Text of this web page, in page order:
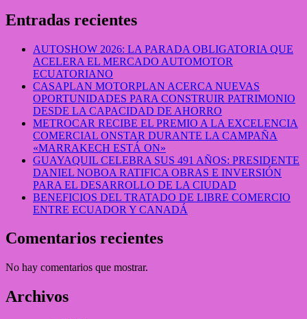
Entradas recientes
AUTOSHOW 2026: LA PARADA OBLIGATORIA QUE
ACELERA EL MERCADO AUTOMOTOR
ECUATORIANO
CASAPLAN MOTORPLAN ACERCA NUEVAS
OPORTUNIDADES PARA CONSTRUIR PATRIMONIO
DESDE LA CAPACIDAD DE AHORRO
METROCAR RECIBE EL PREMIO A LA EXCELENCIA
COMERCIAL ONSTAR DURANTE LA CAMPAÑA
«MARRAKECH ESTÁ ON»
GUAYAQUIL CELEBRA SUS 491 AÑOS: PRESIDENTE
DANIEL NOBOA RATIFICA OBRAS E INVERSIÓN
PARA EL DESARROLLO DE LA CIUDAD
BENEFICIOS DEL TRATADO DE LIBRE COMERCIO
ENTRE ECUADOR Y CANADÁ
Comentarios recientes
No hay comentarios que mostrar.
Archivos